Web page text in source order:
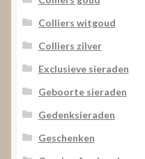
Colliers witgoud
Colliers zilver
Exclusieve sieraden
Geboorte sieraden
Gedenksieraden
Geschenken